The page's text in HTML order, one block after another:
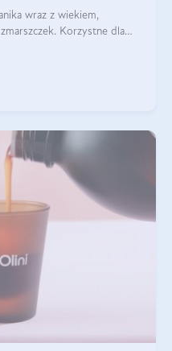
wraz z wiekiem,
Korzystne dla